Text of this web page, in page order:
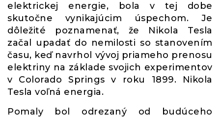
elektrickej energie, bola v tej dobe
skutočne vynikajúcim úspechom. Je
dôležité poznamenať, že Nikola Tesla
začal upadať do nemilosti so stanovením
času, keď navrhol vývoj priameho prenosu
elektriny na základe svojich experimentov
v Colorado Springs v roku 1899. Nikola
Tesla voľná energia.
Pomaly bol odrezaný od budúceho